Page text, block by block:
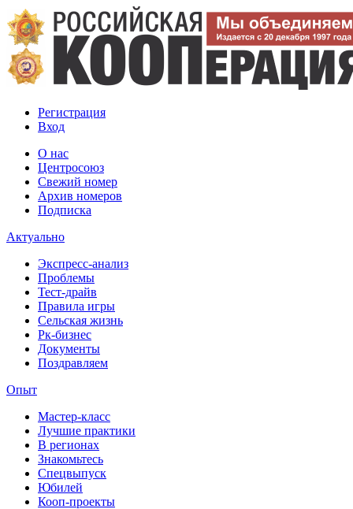
Регистрация
Вход
О нас
Центросоюз
Свежий номер
Архив номеров
Подписка
Актуально
Экспресс-анализ
Проблемы
Тест-драйв
Правила игры
Сельская жизнь
Рк-бизнес
Документы
Поздравляем
Опыт
Мастер-класс
Лучшие практики
В регионах
Знакомьтесь
Спецвыпуск
Юбилей
Кооп-проекты